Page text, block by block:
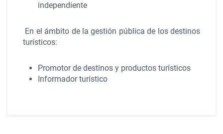
independiente
En el ámbito de la gestión pública de los destinos
turísticos:
Promotor de destinos y productos turísticos
Informador turístico